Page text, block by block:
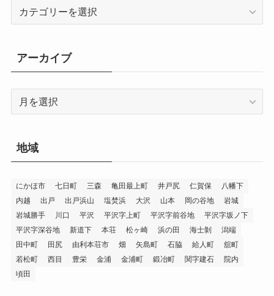
リ
ー
アーカイブ
イ
地域
にかほ市 七日町 三森 亀田最上町 井戸尻 仁賀保
八幡下
内越
出戸 出戸浜山 塩焚浜 大沢 山本 岡の谷地
岩城
岩城勝手
川口 平沢 平沢字上町 平沢字前谷地
平沢字坂ノ下
平沢字深谷地
新道下 本荘 松ヶ崎 浜の田 海士剝
潟端
田中町
田尻 由利本荘市 畑 矢島町 石脇 給人町
舘町
若松町
西目 豊栄 金浦 金浦町 鍛冶町 関字建石
院内
頃田